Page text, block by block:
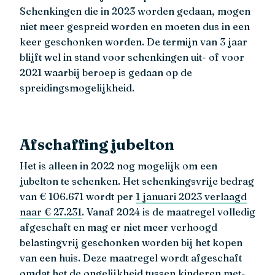
Schenkingen die in 2023 worden gedaan, mogen
niet meer gespreid worden en moeten dus in een
keer geschonken worden. De termijn van 3 jaar
blijft wel in stand voor schenkingen uit- of voor
2021 waarbij beroep is gedaan op de
spreidingsmogelijkheid.
Afschaffing jubelton
Het is alleen in 2022 nog mogelijk om een
jubelton te schenken. Het schenkingsvrije bedrag
van € 106.671 wordt per 1 januari 2023 verlaagd
naar € 27.231. Vanaf 2024 is de maatregel volledig
afgeschaft en mag er niet meer verhoogd
belastingvrij geschonken worden bij het kopen
van een huis. Deze maatregel wordt afgeschaft